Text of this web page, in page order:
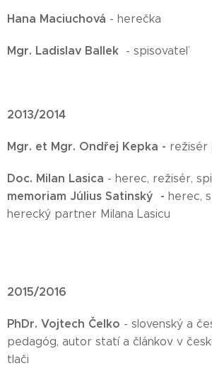
Hana Maciuchová - herečka
Mgr. Ladislav Ballek - spisovateľ
2013/2014
Mgr. et Mgr. Ondřej Kepka - režisér
Doc. Milan Lasica - herec, režisér,
memoriam Július Satinský - herec,
herecký partner Milana Lasicu
2015/2016
PhDr. Vojtech Čelko - slovenský a
pedagóg, autor statí a článkov v
tlači